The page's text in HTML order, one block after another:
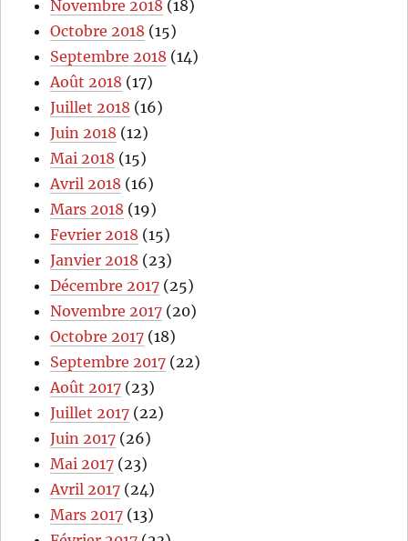
Novembre 2018 (18)
Octobre 2018 (15)
Septembre 2018 (14)
Août 2018 (17)
Juillet 2018 (16)
Juin 2018 (12)
Mai 2018 (15)
Avril 2018 (16)
Mars 2018 (19)
Fevrier 2018 (15)
Janvier 2018 (23)
Décembre 2017 (25)
Novembre 2017 (20)
Octobre 2017 (18)
Septembre 2017 (22)
Août 2017 (23)
Juillet 2017 (22)
Juin 2017 (26)
Mai 2017 (23)
Avril 2017 (24)
Mars 2017 (13)